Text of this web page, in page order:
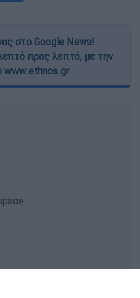
στο Google News!
προς λεπτό, με την
www.ethnos.gr